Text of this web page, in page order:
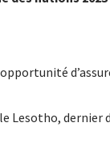
Lesotho, dernier